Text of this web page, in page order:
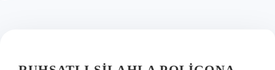
Hakkımızda